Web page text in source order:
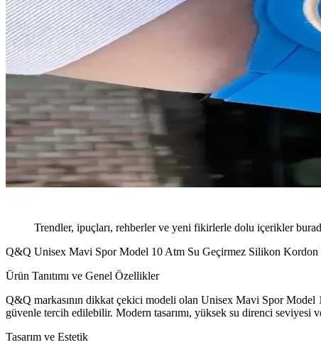
Trendler, ipuçları, rehberler ve yeni fikirlerle dolu içerikler
Q&Q Unisex Mavi Spor Model 10 Atm Su Geçirmez Silikon Kordon
Ürün Tanıtımı ve Genel Özellikler
Q&Q markasının dikkat çekici modeli olan Unisex Mavi Spor Model
güvenle tercih edilebilir. Modern tasarımı, yüksek su direnci seviyesi
Tasarım ve Estetik